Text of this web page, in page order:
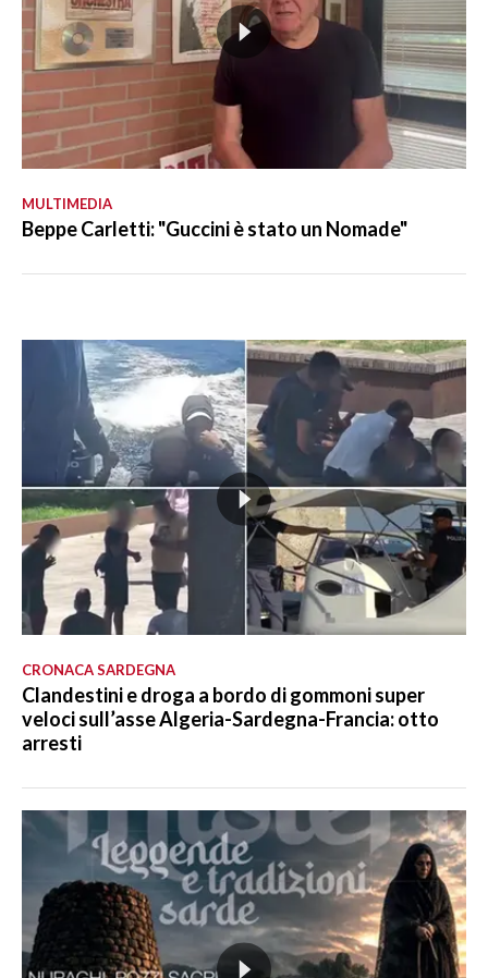
MULTIMEDIA
Beppe Carletti: "Guccini è stato un Nomade"
CRONACA SARDEGNA
Clandestini e droga a bordo di gommoni super
veloci sull’asse Algeria-Sardegna-Francia: otto
arresti